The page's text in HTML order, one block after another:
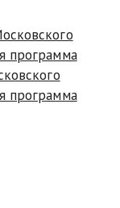
программа